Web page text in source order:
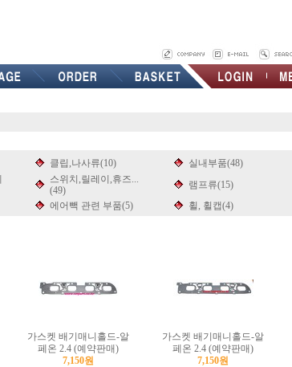
클립,나사류(10) 실내부품(48)
스위치,릴레이,휴즈...
(49)
램프류(15)
에어빽 관련 부품(5) 휠, 휠캡(4)
가스켓 배기매니홀드-알
페온 2.4 (예약판매)
7,150원
가스켓 배기매니홀드-알
페온 2.4 (예약판매)
7,150원